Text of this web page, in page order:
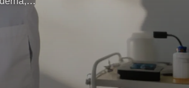
foto de
ayuda a